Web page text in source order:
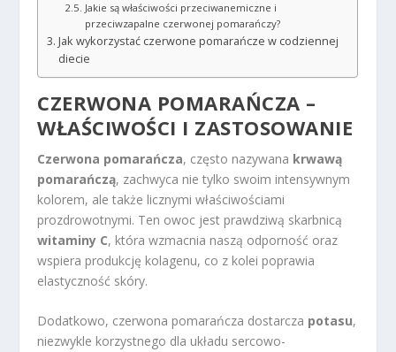
Jakie są właściwości przeciwanemiczne i
przeciwzapalne czerwonej pomarańczy?
Jak wykorzystać czerwone pomarańcze w codziennej
diecie
CZERWONA POMARAŃCZA –
WŁAŚCIWOŚCI I ZASTOSOWANIE
Czerwona pomarańcza, często nazywana krwawą
pomarańczą, zachwyca nie tylko swoim intensywnym
kolorem, ale także licznymi właściwościami
prozdrowotnymi. Ten owoc jest prawdziwą skarbnicą
witaminy C, która wzmacnia naszą odporność oraz
wspiera produkcję kolagenu, co z kolei poprawia
elastyczność skóry.
Dodatkowo, czerwona pomarańcza dostarcza potasu,
niezwykle korzystnego dla układu sercowo-